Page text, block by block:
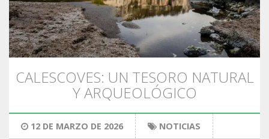
CALESCOVES: UN TESORO NATURAL
Y ARQUEOLÓGICO
12 DE MARZO DE 2026 NOTICIAS